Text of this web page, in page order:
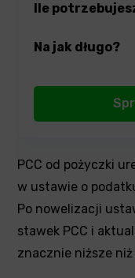
Ile
Na jak długo?
PCC od pożyczki
w ustawie o
Po nowelizacji
stawek PCC i
znacznie niższe